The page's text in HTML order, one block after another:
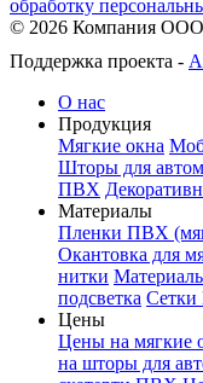
обработку
© 2026 Компания
Поддержка проекта -
О нас
Продукция
Мягкие окна
Шторы для
ПВХ
Материалы
Пленки ПВХ
Окантовка для
нитки
подсветка
Цены
Цены на мягкие
на шторы для